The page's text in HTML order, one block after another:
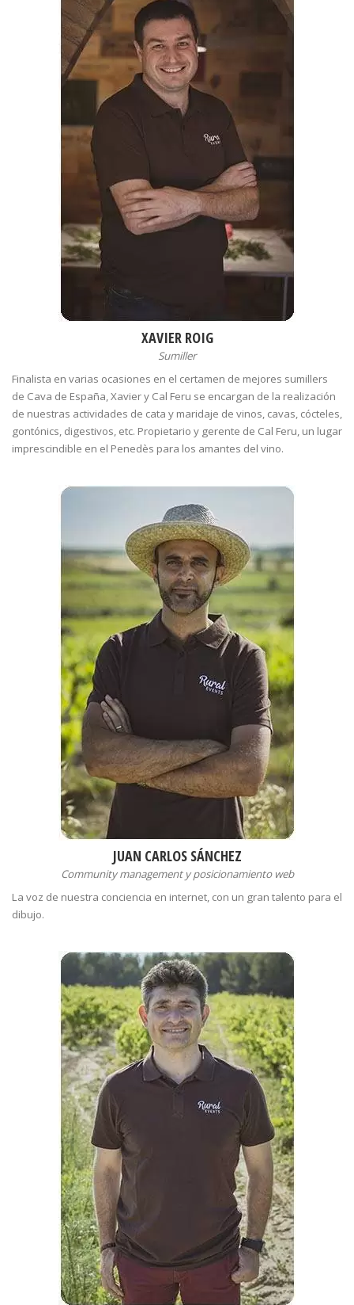
XAVIER ROIG
Sumiller
Finalista en varias ocasiones en el certamen de mejores sumillers
de Cava de España, Xavier y Cal Feru se encargan de la realización
de nuestras actividades de cata y maridaje de vinos, cavas, cócteles,
gontónics, digestivos, etc. Propietario y gerente de Cal Feru, un lugar
imprescindible en el Penedès para los amantes del vino.
JUAN CARLOS SÁNCHEZ
Community management y posicionamiento web
La voz de nuestra conciencia en internet, con un gran talento para el
dibujo.